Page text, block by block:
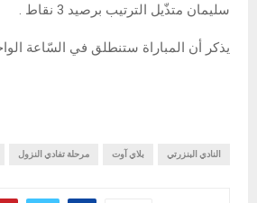
سليمان متذّيل الترتيب برصيد 3 نقاط .
يذكر أن المباراة ستنطلق في السّاعة
النادي البنزرتي بلاي آوت مرحلة تفادي النزول